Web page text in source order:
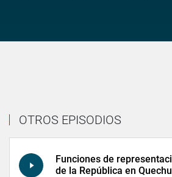
OTROS EPISODIOS
Funciones de
de la República en